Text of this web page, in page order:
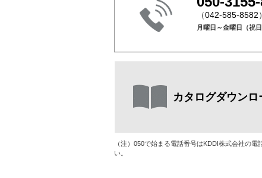
（042-585-8582）
月曜日～金曜日（祝
カタログダウンロ
（注）050で始まる電話番号はKDDI株式会社の
い。